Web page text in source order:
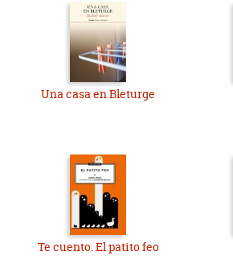
Una casa en Bleturge
Te cuento. El patito feo